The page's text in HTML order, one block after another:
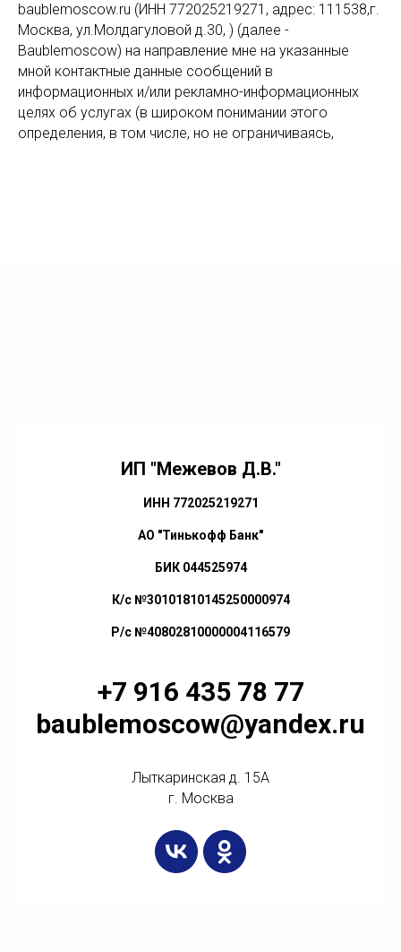
baublemoscow.ru (ИНН 772025219271, адрес: 111538,г.
Москва, ул.Молдагуловой д.30, ) (далее -
Baublemoscow) на направление мне на указанные
мной контактные данные сообщений в
информационных и/или рекламно-информационных
целях об услугах (в широком понимании этого
определения, в том числе, но не ограничиваясь,
ИП "Межевов Д.В."
ИНН 772025219271
АО "Тинькофф Банк"
БИК 044525974
К/с №30101810145250000974
Р/с №40802810000004116579
+7 916 435 78 77
baublemoscow@yandex.ru
Лыткаринская д. 15А
г. Москва